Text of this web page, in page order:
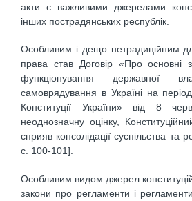
акти є важливими джерелами
інших пострадянських республік.
Особливим і дещо нетрадиційним
права став Договір «Про основні
функціонування державної
самоврядування в Україні на
Конституції України» від 8
неоднозначну оцінку,
сприяв консолідації суспільства та
c. 100-101].
Особливим видом джерел
закони про регламенти і